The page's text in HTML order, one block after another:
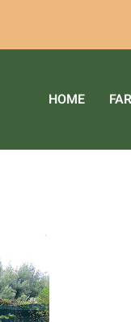
HOME
Utilizzando tali